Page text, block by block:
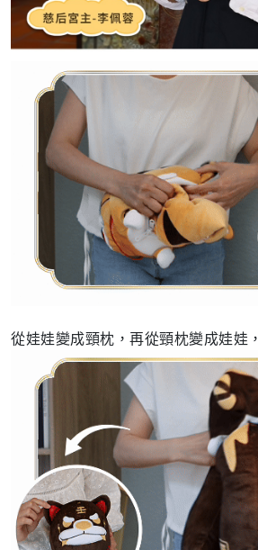
從娃娃變成頸枕，再從頸枕變成娃娃